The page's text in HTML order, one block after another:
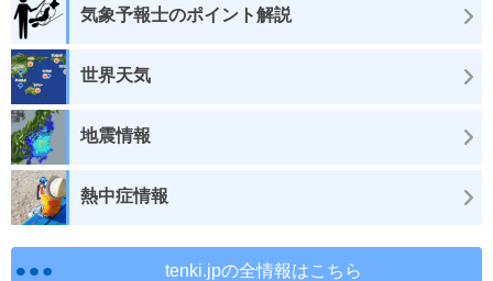
気象予報士のポイント解説
世界天気
地震情報
熱中症情報
tenki.jpの全情報はこちら